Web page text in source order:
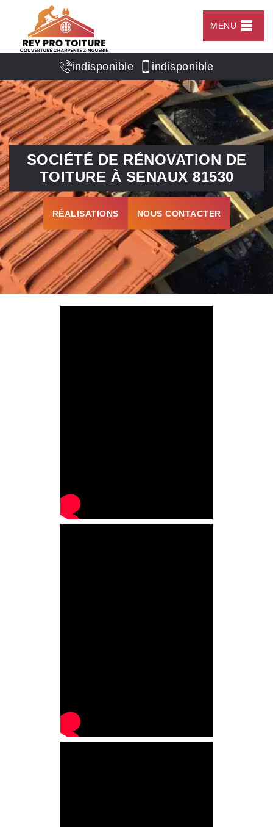
MENU
indisponible indisponible
SOCIÉTÉ DE RÉNOVATION DE
TOITURE À SENAUX 81530
RÉALISATIONS NOUS CONTACTER